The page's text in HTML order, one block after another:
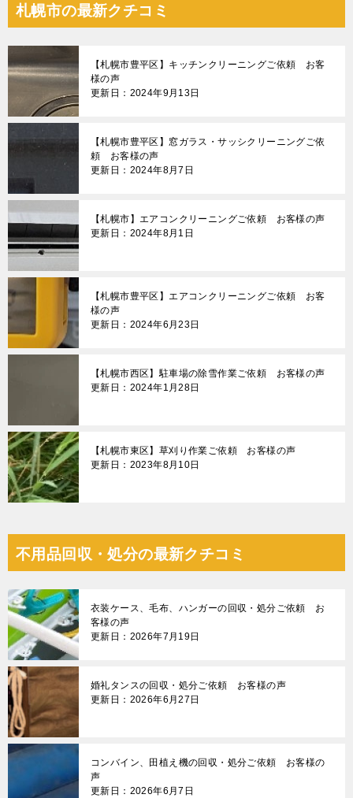
ビ
ゲ
ー
ョ
ン
札幌市の最新クチコミ
【札幌市豊平区】キッチンクリーニングご依頼 お客
様の声
更新日：2024年9月13日
【札幌市豊平区】窓ガラス・サッシクリーニングご依
頼 お客様の声
更新日：2024年8月7日
【札幌市】エアコンクリーニングご依頼 お客様の声
更新日：2024年8月1日
【札幌市豊平区】エアコンクリーニングご依頼 お客
様の声
更新日：2024年6月23日
【札幌市西区】駐車場の除雪作業ご依頼 お客様の声
更新日：2024年1月28日
【札幌市東区】草刈り作業ご依頼 お客様の声
更新日：2023年8月10日
不用品回収・処分の最新クチコミ
衣装ケース、毛布、ハンガーの回収・処分ご依頼 お
客様の声
更新日：2026年7月19日
婚礼タンスの回収・処分ご依頼 お客様の声
更新日：2026年6月27日
コンバイン、田植え機の回収・処分ご依頼 お客様の
声
更新日：2026年6月7日